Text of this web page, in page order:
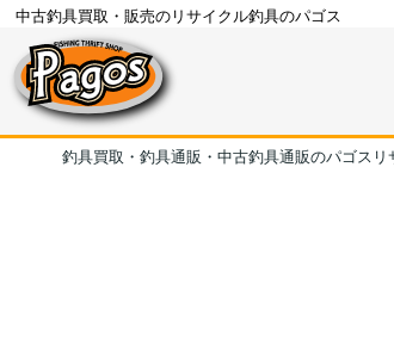
中古釣具買取・販売のリサイクル釣具のパゴス
釣具買取・釣具通販・中古釣具通販のパゴス